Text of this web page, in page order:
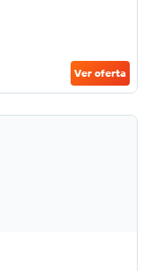
Ver oferta